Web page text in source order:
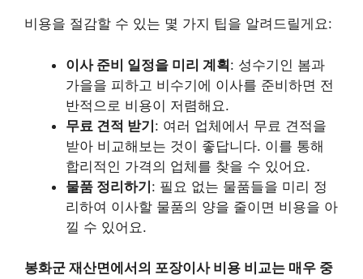
비용을 절감할 수 있는 몇 가지 팁을 알려드릴게요:
이사 준비 일정을 미리 계획: 성수기인 봄과
가을을 피하고 비수기에 이사를 준비하면 전
반적으로 비용이 저렴해요.
무료 견적 받기: 여러 업체에서 무료 견적을
받아 비교해보는 것이 좋답니다. 이를 통해
합리적인 가격의 업체를 찾을 수 있어요.
물품 정리하기: 필요 없는 물품들을 미리 정
리하여 이사할 물품의 양을 줄이면 비용을 아
낄 수 있어요.
봉화군 재산면에서의 포장이사 비용 비교는 매우 중